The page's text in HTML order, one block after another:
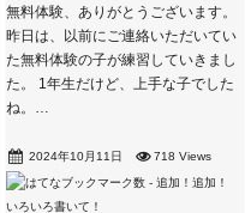
無料体験、ありがとうございます。
昨日は、以前にご連絡いただいてい
た無料体験の子が練習していきまし
た。 1年生だけど、上手な子でした
ね。…
2024年10月11日 718 Views